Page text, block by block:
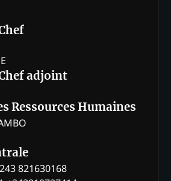
adjoint
Ressources Humaines
821630168